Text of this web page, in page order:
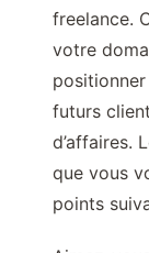
freelance.
votre
futurs
d’affaires.
que vous
points